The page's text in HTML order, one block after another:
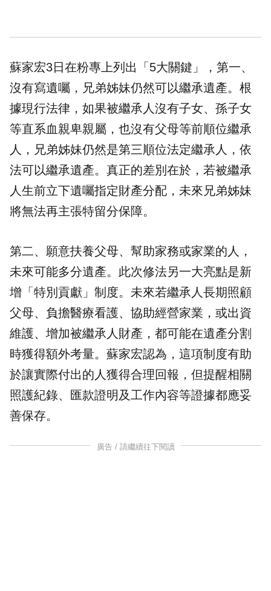
蘇家宏3日在粉專上列出「5大關鍵」，第一、
沒有寫遺囑，兄弟姊妹仍然可以繼承遺產。根
據現行法律，如果被繼承人沒有子女、孫子女
等直系血親卑親屬，也沒有父母等前順位繼承
人，兄弟姊妹仍然是第三順位法定繼承人，依
法可以繼承遺產。真正的差別在於，若被繼承
人生前立下遺囑指定財產分配，未來兄弟姊妹
將無法再主張特留分保障。
第二、願意扶養父母、幫助家務或家業的人，
未來可能多分遺產。此次修法另一大亮點是新
增「特別貢獻」制度。未來若繼承人長期照顧
父母、負擔醫療看護、協助經營家業，或出資
維護、增加被繼承人財產，都可能在遺產分割
時獲得額外考量。蘇家宏認為，這項制度有助
於讓實際付出的人獲得合理回報，但提醒相關
照護紀錄、匯款證明及工作內容等證據都應妥
善保存。
廣告 / 請繼續往下閱讀